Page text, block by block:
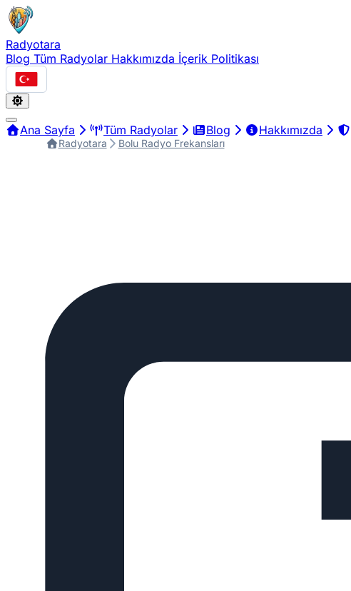
Radyotara
Blog Tüm Radyolar Hakkımızda İçerik Politikası
Türkçe
Ana Sayfa Tüm Radyolar Blog Hakkımızda
Radyotara Bolu Radyo Frekansları